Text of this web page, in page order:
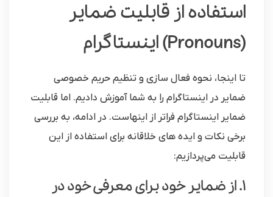
استفاده از قابلیت ضمایر
(Pronouns) اینستاگرام
تا اینجا، نحوه فعال سازی و تنظیم حریم خصوصی
ضمایر در اینستاگرام را به شما آموزش دادیم. اما قابلیت
ضمایر اینستاگرام فراتر از اینهاست. در ادامه، به بررسی
برخی نکات و ایده های خلاقانه برای استفاده از این
قابلیت می‌پردازیم:
1. از ضمایر خود برای معرفی خود در